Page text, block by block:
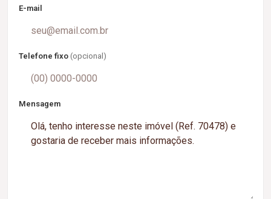
E-mail
Telefone fixo (opcional)
Mensagem